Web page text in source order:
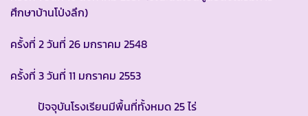
ศึกษาบ้านโป่งลึก)
ครั้งที่ 2 วันที่ 26 มกราคม 2548
ครั้งที่ 3 วันที่ 11 มกราคม 2553
ปัจจุบันโรงเรียนมีพื้นที่ทั้งหมด 25 ไร่